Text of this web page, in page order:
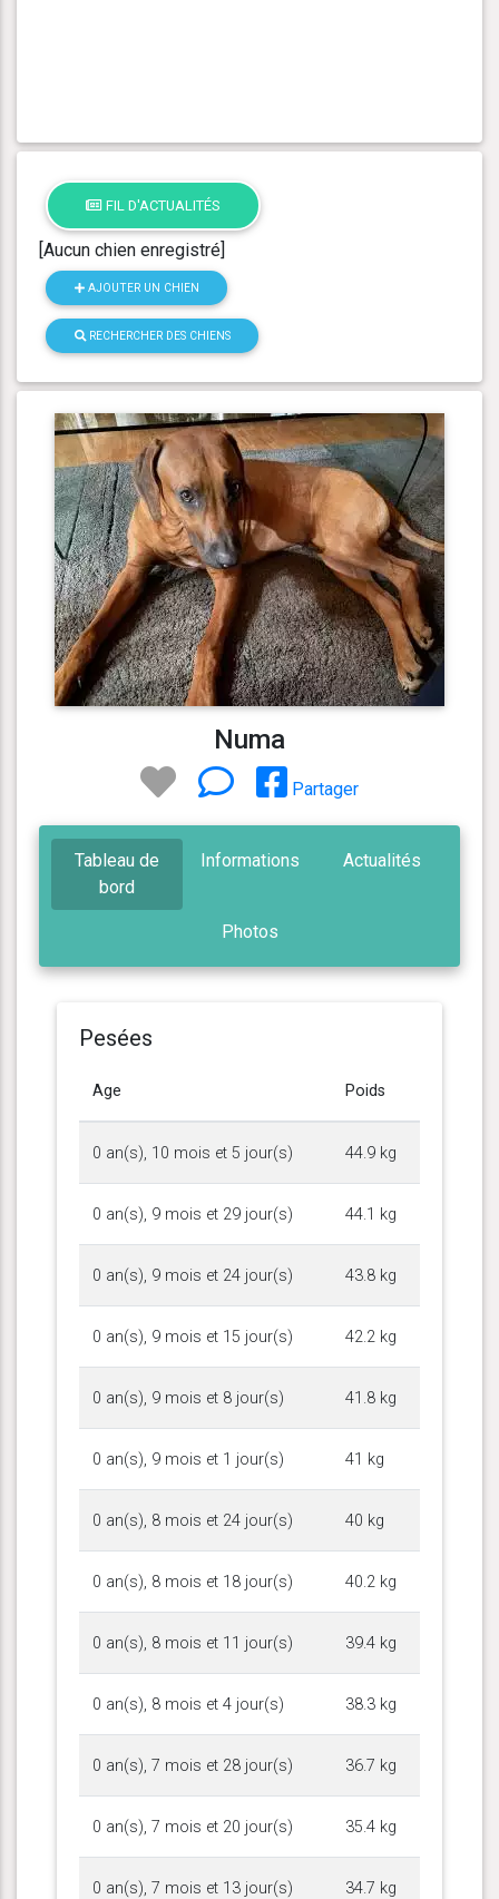
FIL D'ACTUALITÉS
[Aucun chien enregistré]
AJOUTER UN CHIEN
RECHERCHER DES CHIENS
Numa
Partager
Tableau de
bord
Informations Actualités
Photos
Pesées
Age Poids
0 an(s), 10 mois et 5 jour(s) 44.9 kg
0 an(s), 9 mois et 29 jour(s) 44.1 kg
0 an(s), 9 mois et 24 jour(s) 43.8 kg
0 an(s), 9 mois et 15 jour(s) 42.2 kg
0 an(s), 9 mois et 8 jour(s) 41.8 kg
0 an(s), 9 mois et 1 jour(s) 41 kg
0 an(s), 8 mois et 24 jour(s) 40 kg
0 an(s), 8 mois et 18 jour(s) 40.2 kg
0 an(s), 8 mois et 11 jour(s) 39.4 kg
0 an(s), 8 mois et 4 jour(s) 38.3 kg
0 an(s), 7 mois et 28 jour(s) 36.7 kg
0 an(s), 7 mois et 20 jour(s) 35.4 kg
0 an(s), 7 mois et 13 jour(s) 34.7 kg